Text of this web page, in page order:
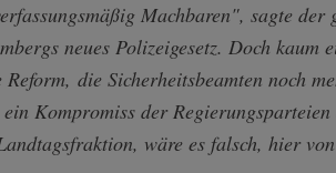
Machbaren", sagte der
neues Polizeigesetz. Doch kaum
die Sicherheitsbeamten noch
Kompromiss der Regierungsparteien
wäre es falsch, hier